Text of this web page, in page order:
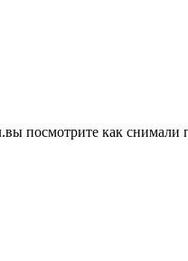
посмотрите как снимали